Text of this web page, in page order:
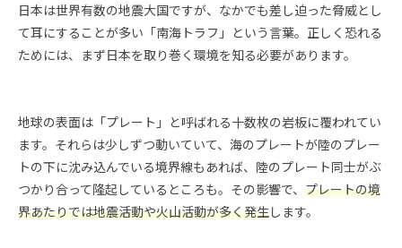
日本は世界有数の地震大国ですが、なかでも差し迫った脅威とし
て耳にすることが多い「南海トラフ」という言葉。正しく恐れる
ためには、まず日本を取り巻く環境を知る必要があります。
地球の表面は「プレート」と呼ばれる十数枚の岩板に覆われてい
ます。それらは少しずつ動いていて、海のプレートが陸のプレー
トの下に沈み込んでいる境界線もあれば、陸のプレート同士がぶ
つかり合って隆起しているところも。その影響で、 プレートの境
界あたりでは地震活動や火山活動が多く発生します。